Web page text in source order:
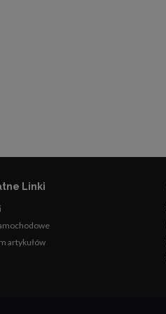
Linki
artykułów